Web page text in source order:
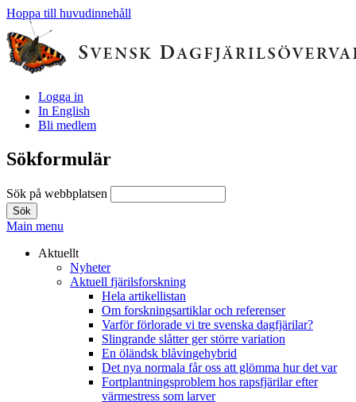
Hoppa till huvudinnehåll
Logga in
In English
Bli medlem
Sökformulär
Sök på webbplatsen
Main menu
Aktuellt
Nyheter
Aktuell fjärilsforskning
Hela artikellistan
Om forskningsartiklar och referenser
Varför förlorade vi tre svenska dagfjärilar?
Slingrande slåtter ger större variation
En öländsk blåvingehybrid
Det nya normala får oss att glömma hur det var
Fortplantningsproblem hos rapsfjärilar efter
värmestress som larver